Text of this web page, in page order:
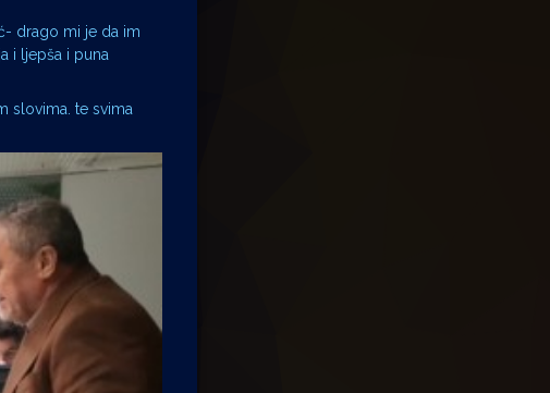
drago mi je da im
i ljepša i puna
slovima. te svima